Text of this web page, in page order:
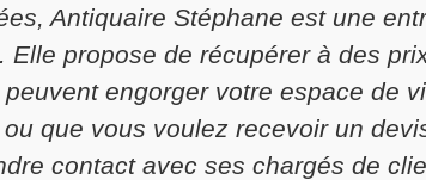
Antiquaire Stéphane est une
propose de récupérer à des
engorger votre espace de
que vous voulez recevoir un
contact avec ses chargés de